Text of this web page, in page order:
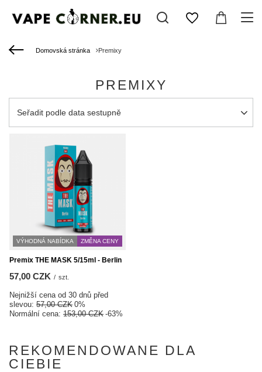
Domovská stránka Premixy
PREMIXY
Zmień sortowanie
Seřadit podle data sestupně
VÝHODNÁ NABÍDKA ZMĚNA CENY
Premix THE MASK 5/15ml - Berlin
57,00 CZK / szt.
Nejnižší cena od 30 dnů před
slevou: 57,00 CZK 0%
Normální cena: 153,00 CZK -63%
REKOMENDOWANE DLA
CIEBIE